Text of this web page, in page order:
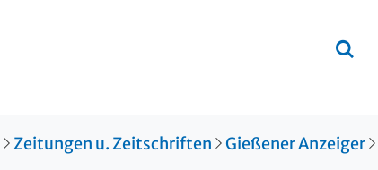
Zeitungen u. Zeitschriften Gießener Anzeiger